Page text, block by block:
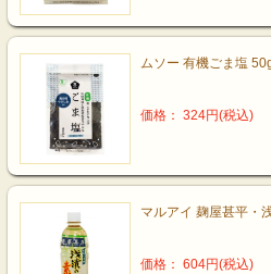
ムソー 有機ごま塩
価格： 324円(税込)
マルアイ 麹屋甚平・
価格： 604円(税込)